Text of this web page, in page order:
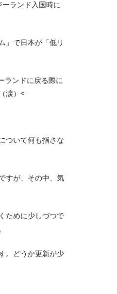
ランド入国時に
」で日本が「低リ
ランドに戻る際に
涙）<
ついて何も指さな
すが、その中、気
ために少しづつで
。どうか更新が少